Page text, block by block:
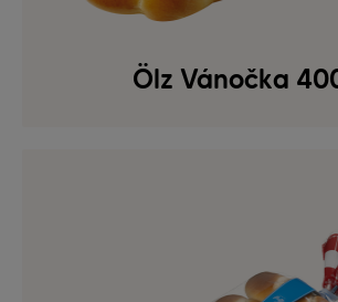
Ölz Vánočka